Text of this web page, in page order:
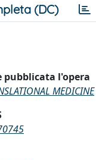
(DC)
pubblicata l'opera
MEDICINE